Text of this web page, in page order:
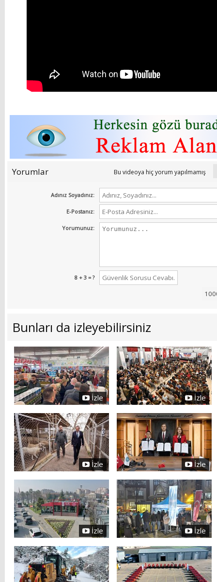
Yorumlar Bu videoya hiç yorum yapılmamış
Adınız Soyadınız:
E-Postanız:
Yorumunuz:
8 + 3 = ?
Bunları da izleyebilirsiniz
İzle İzle
İzle İzle
İzle İzle